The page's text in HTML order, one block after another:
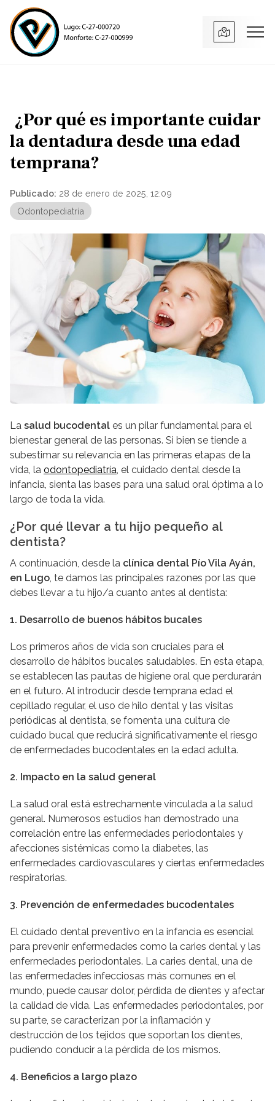
¿Por qué es importante cuidar
la dentadura desde una edad
temprana?
Publicado: 28 de enero de 2025, 12:09
Odontopediatría
La salud bucodental es un pilar fundamental para el
bienestar general de las personas. Si bien se tiende a
subestimar su relevancia en las primeras etapas de la
vida, la odontopediatría, el cuidado dental desde la
infancia, sienta las bases para una salud oral óptima a lo
largo de toda la vida.
¿Por qué llevar a tu hijo pequeño al
dentista?
A continuación, desde la clínica dental Pío Vila Ayán,
en Lugo, te damos las principales razones por las que
debes llevar a tu hijo/a cuanto antes al dentista:
1. Desarrollo de buenos hábitos bucales
Los primeros años de vida son cruciales para el
desarrollo de hábitos bucales saludables. En esta etapa,
se establecen las pautas de higiene oral que perdurarán
en el futuro. Al introducir desde temprana edad el
cepillado regular, el uso de hilo dental y las visitas
periódicas al dentista, se fomenta una cultura de
cuidado bucal que reducirá significativamente el riesgo
de enfermedades bucodentales en la edad adulta.
2. Impacto en la salud general
La salud oral está estrechamente vinculada a la salud
general. Numerosos estudios han demostrado una
correlación entre las enfermedades periodontales y
afecciones sistémicas como la diabetes, las
enfermedades cardiovasculares y ciertas enfermedades
respiratorias.
3. Prevención de enfermedades bucodentales
El cuidado dental preventivo en la infancia es esencial
para prevenir enfermedades como la caries dental y las
enfermedades periodontales. La caries dental, una de
las enfermedades infecciosas más comunes en el
mundo, puede causar dolor, pérdida de dientes y afectar
la calidad de vida. Las enfermedades periodontales, por
su parte, se caracterizan por la inflamación y
destrucción de los tejidos que soportan los dientes,
pudiendo conducir a la pérdida de los mismos.
4. Beneficios a largo plazo